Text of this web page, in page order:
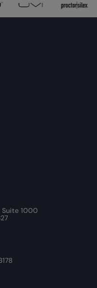
1000